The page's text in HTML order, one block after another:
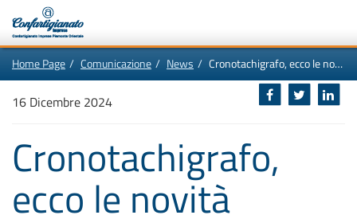
Vai
In
questa
di
navigazione
nel
principali
[5]
Home Page Comunicazione News Cronotachigrafo, ecco le novità
16 Dicembre 2024
Cronotachigrafo,
ecco le novità